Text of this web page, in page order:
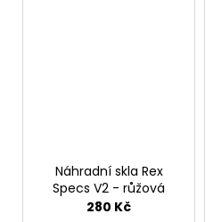
Náhradní skla Rex
Specs V2 - růžová
280 Kč